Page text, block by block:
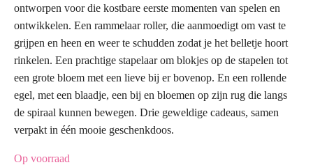
ontworpen voor die kostbare eerste momenten van spelen en
ontwikkelen. Een rammelaar roller, die aanmoedigt om vast te
grijpen en heen en weer te schudden zodat je het belletje hoort
rinkelen. Een prachtige stapelaar om blokjes op de stapelen tot
een grote bloem met een lieve bij er bovenop. En een rollende
egel, met een blaadje, een bij en bloemen op zijn rug die langs
de spiraal kunnen bewegen. Drie geweldige cadeaus, samen
verpakt in één mooie geschenkdoos.
Op voorraad